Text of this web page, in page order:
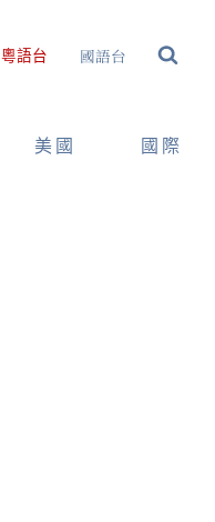
粵語台 國語台
美國 國際